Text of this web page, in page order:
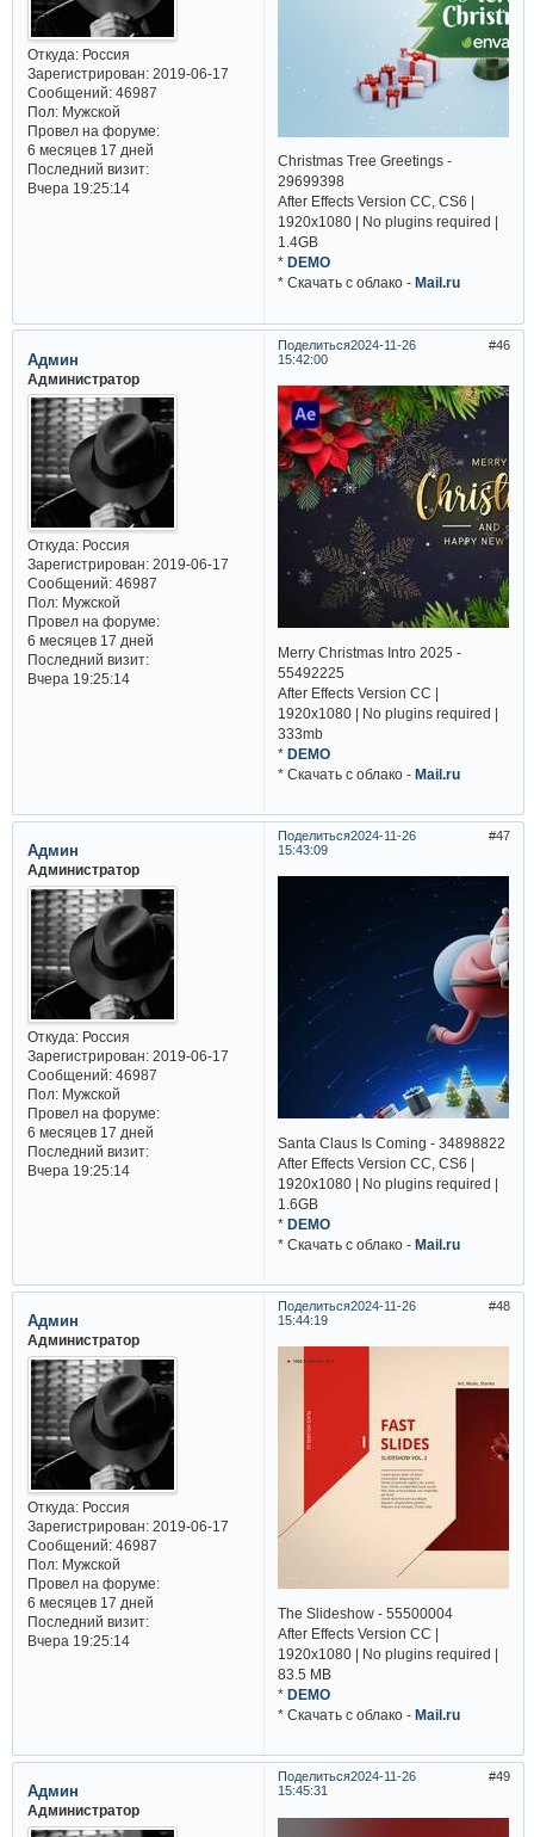
Откуда:Россия
Зарегистрирован: 2019-06-17
Сообщений:46987
Пол:Мужской
Провел на форуме:
6 месяцев 17 дней
Последний визит:
Вчера 19:25:14
Christmas Tree Greetings -
29699398
After Effects Version CC, CS6 |
1920x1080 | No plugins required |
1.4GB
* DEMO
* Cкачать с облако - Mail.ru
Поделиться 46
2024-11-26
15:42:00
Админ
Администратор
Откуда:Россия
Зарегистрирован: 2019-06-17
Сообщений:46987
Пол:Мужской
Провел на форуме:
6 месяцев 17 дней
Последний визит:
Вчера 19:25:14
Merry Christmas Intro 2025 -
55492225
After Effects Version CC |
1920x1080 | No plugins required |
333mb
*DEMO
* Cкачать с облако -Mail.ru
Поделиться 47
2024-11-26
15:43:09
Админ
Администратор
Откуда:Россия
Зарегистрирован: 2019-06-17
Сообщений:46987
Пол:Мужской
Провел на форуме:
6 месяцев 17 дней
Последний визит:
Вчера 19:25:14
Santa Claus Is Coming - 34898822
After Effects Version CC, CS6 |
1920x1080 | No plugins required |
1.6GB
*DEMO
* Cкачать с облако -Mail.ru
Поделиться 48
2024-11-26
15:44:19
Админ
Администратор
Откуда:Россия
Зарегистрирован: 2019-06-17
Сообщений:46987
Пол:Мужской
Провел на форуме:
6 месяцев 17 дней
Последний визит:
Вчера 19:25:14
The Slideshow - 55500004
After Effects Version CC |
1920x1080 | No plugins required |
83.5 MB
*DEMO
* Cкачать с облако -Mail.ru
Поделиться 49
2024-11-26
15:45:31
Админ
Администратор